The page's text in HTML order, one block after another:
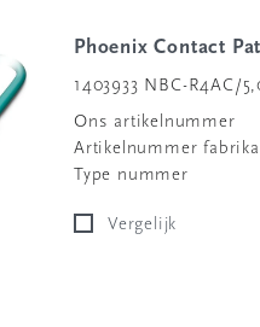
Phoenix Contact
1403933 NBC-R4AC/
Ons artikelnummer
Artikelnummer
Type nummer
Vergelijk